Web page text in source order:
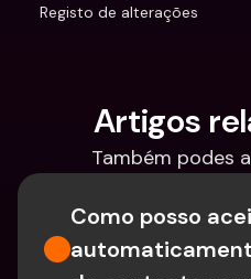
Registo de alterações
Artigos
Também podes
Como posso